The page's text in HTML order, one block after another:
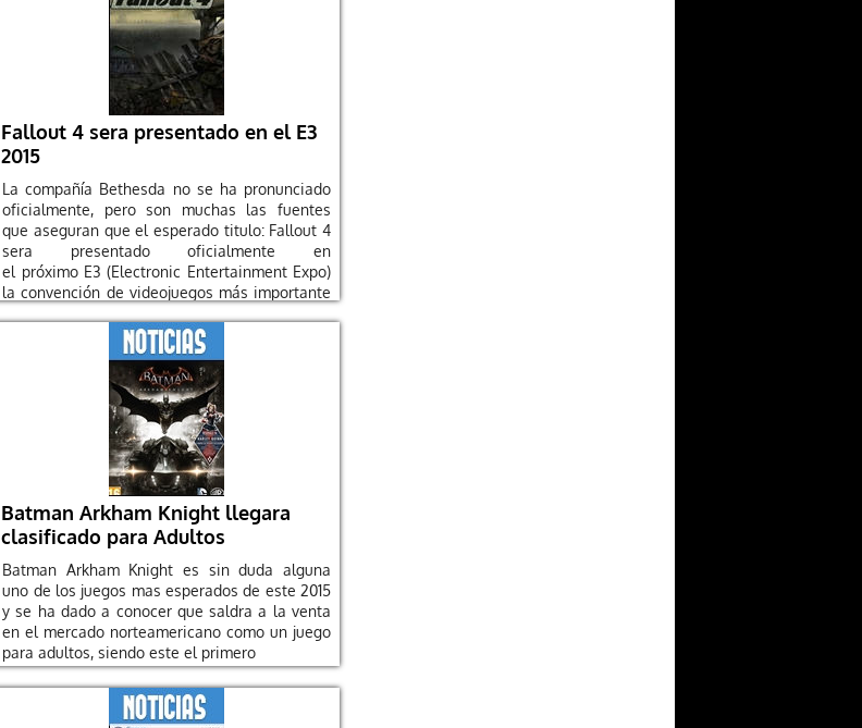
Fallout 4 sera presentado en el E3
2015
La compañía Bethesda no se ha pronunciado
oficialmente, pero son muchas las fuentes
que aseguran que el esperado titulo: Fallout 4
sera presentado oficialmente en
el próximo E3 (Electronic Entertainment Expo)
la convención de videojuegos más importante
Batman Arkham Knight llegara
clasificado para Adultos
Batman Arkham Knight es sin duda alguna
uno de los juegos mas esperados de este 2015
y se ha dado a conocer que saldra a la venta
en el mercado norteamericano como un juego
para adultos, siendo este el primero